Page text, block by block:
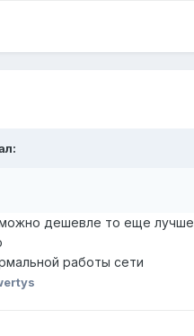
дешевле то еще лучше
работы сети